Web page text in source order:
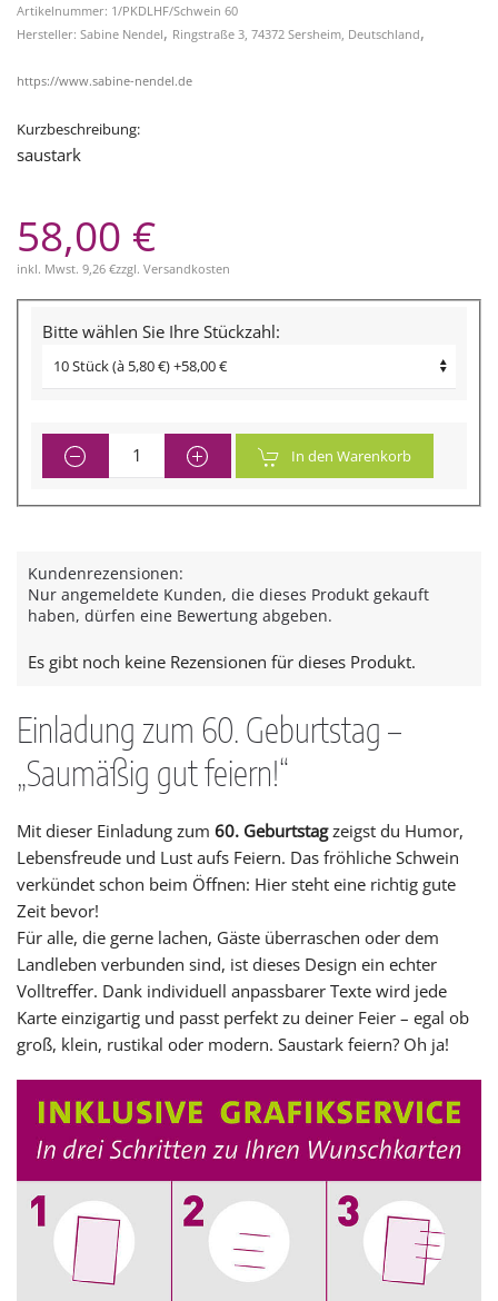
Artikelnummer: 1/PKDLHF/Schwein 60
Hersteller: Sabine Nendel, Ringstraße 3, 74372 Sersheim, Deutschland,
https://www.sabine-nendel.de
Kurzbeschreibung:
saustark
58,00 €
inkl. Mwst. 9,26 €zzgl. Versandkosten
Bitte wählen Sie Ihre Stückzahl:
In den Warenkorb
Kundenrezensionen:
Nur angemeldete Kunden, die dieses Produkt gekauft
haben, dürfen eine Bewertung abgeben.
Es gibt noch keine Rezensionen für dieses Produkt.
Einladung zum 60. Geburtstag –
„Saumäßig gut feiern!“
Mit dieser Einladung zum 60. Geburtstagzeigst du Humor,
Lebensfreude und Lust aufs Feiern. Das fröhliche Schwein
verkündet schon beim Öffnen: Hier steht eine richtig gute
Zeit bevor!
Für alle, die gerne lachen, Gäste überraschen oder dem
Landleben verbunden sind, ist dieses Design ein echter
Volltreffer. Dank individuell anpassbarer Texte wird jede
Karte einzigartig und passt perfekt zu deiner Feier – egal ob
groß, klein, rustikal oder modern. Saustark feiern? Oh ja!